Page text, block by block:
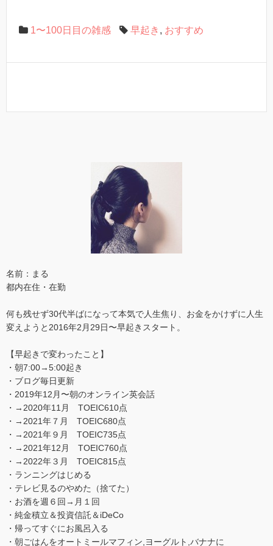
1〜100日目の雑感 早起き , おすすめ
名前：まる
都内在住・在勤
何も残せず30代半ばになって本気で人生焦り、お金をかけずに人生
変えようと2016年2月29日〜早起きスタート。
【早起きで変わったこと】
・朝7:00→5:00起き
・ブログ毎日更新
・2019年12月〜朝のオンライン英会話
・→2020年11月 TOEIC610点
・→2021年７月 TOEIC680点
・→2021年９月 TOEIC735点
・→2021年12月 TOEIC760点
・→2022年３月 TOEIC815点
・ランニングはじめる
・テレビ見るのやめた（捨てた）
・お酒を週６回→月１回
・純金積立＆投資信託＆iDeCo
・帰ってすぐにお風呂入る
・朝ごはんをオートミールマフィン,ヨーグルト,バナナに